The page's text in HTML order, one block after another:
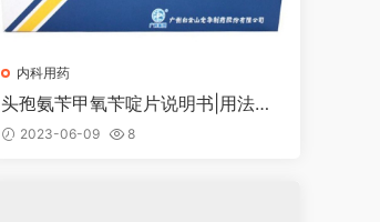
内科用药
头孢氨苄甲氧苄啶片说明书|用法用
量|注意事项
2023-06-09 8